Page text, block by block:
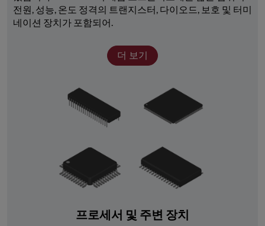
전원, 성능, 온도 정격의 트랜지스터, 다이오드, 보호 및 터미
네이션 장치가 포함되어.
더 보기
프로세서 및 주변 장치